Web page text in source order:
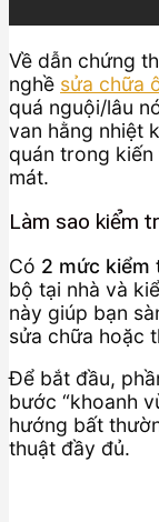
Về dẫn chứng
nghề sửa chữa
quá nguội/lâu
van hằng nhiệt
quán trong
mát.
Làm sao kiểm
Có 2 mức
bộ tại nhà và
này giúp bạn
sửa chữa hoặc
Để bắt đầu,
bước “khoanh
hướng bất
thuật đầy đủ.